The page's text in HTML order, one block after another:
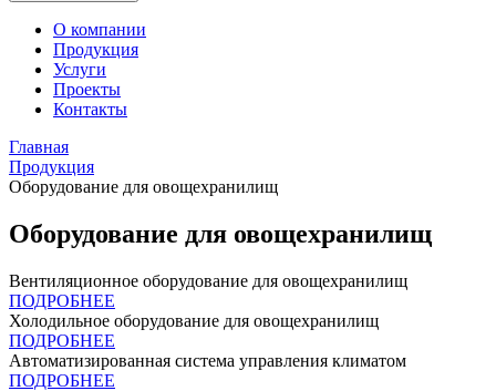
О компании
Продукция
Услуги
Проекты
Контакты
Главная
Продукция
Оборудование для овощехранилищ
Оборудование для овощехранилищ
Вентиляционное оборудование для овощехранилищ
ПОДРОБНЕЕ
Холодильное оборудование для овощехранилищ
ПОДРОБНЕЕ
Автоматизированная система управления климатом
ПОДРОБНЕЕ